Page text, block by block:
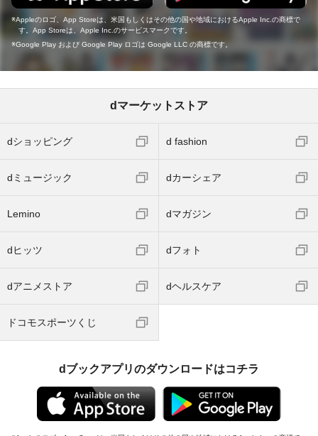
Appleのロゴ、App Storeは、米国もしくはその他の国や地域におけるApple Inc.の商標で
す。App Storeは、Apple Inc.のサービスマークです。
Google Play および Google Play ロゴは Google LLC の商標です。
dマーケットストア
dショッピング d fashion
dミュージック dカーシェア
Lemino dマガジン
dヒッツ dフォト
dアニメストア dヘルスケア
ドコモスポーツくじ
dブックアプリのダウンロードはコチラ